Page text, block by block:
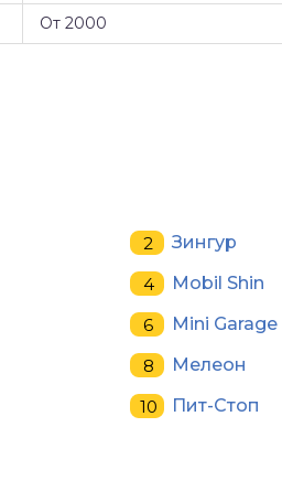
От 2000
Зингур
Mobil Shin
Mini Garage
Мелеон
Пит-Стоп